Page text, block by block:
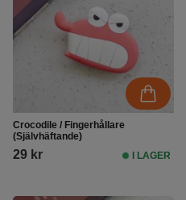
Crocodile / Fingerhållare
(Självhäftande)
29 kr I LAGER